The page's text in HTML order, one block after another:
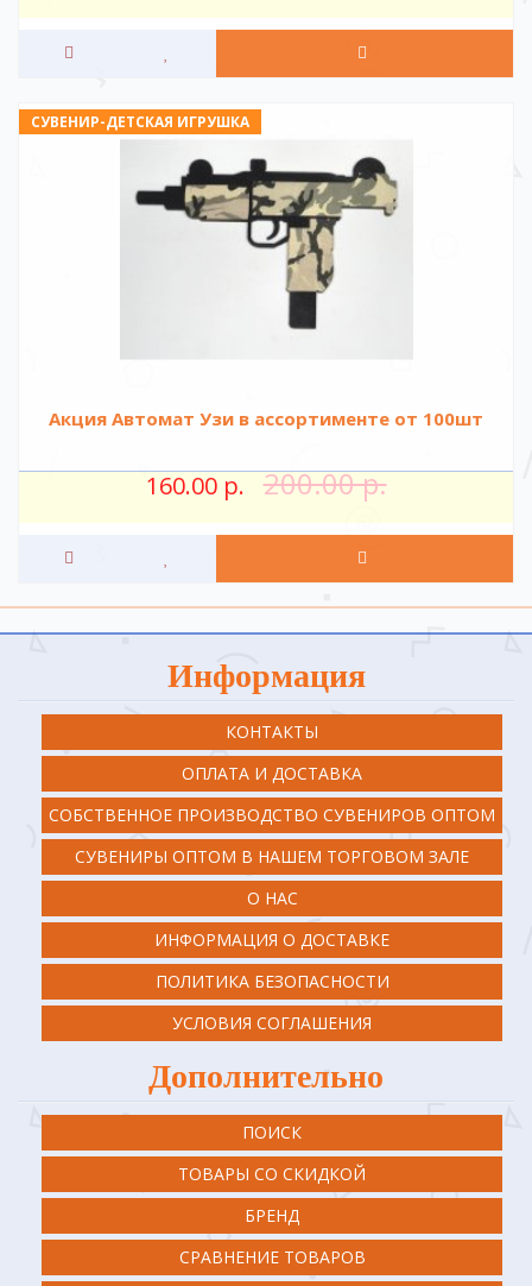
СУВЕНИР-ДЕТСКАЯ ИГРУШКА
Акция Автомат Узи в ассортименте от 100шт
160.00 р. 200.00 р.
Информация
КОНТАКТЫ
ОПЛАТА И ДОСТАВКА
СОБСТВЕННОЕ ПРОИЗВОДСТВО СУВЕНИРОВ ОПТОМ
СУВЕНИРЫ ОПТОМ В НАШЕМ ТОРГОВОМ ЗАЛЕ
О НАС
ИНФОРМАЦИЯ О ДОСТАВКЕ
ПОЛИТИКА БЕЗОПАСНОСТИ
УСЛОВИЯ СОГЛАШЕНИЯ
Дополнительно
ПОИСК
ТОВАРЫ СО СКИДКОЙ
БРЕНД
СРАВНЕНИЕ ТОВАРОВ